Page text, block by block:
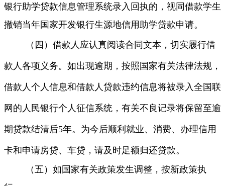
银行助学贷款信息管理系统录入回执的，视同借款学生
撤销当年国家开发银行生源地信用助学贷款申请。
（四）借款人应认真阅读合同文本，切实履行借
款人各项义务。如出现逾期，按照国家有关法律法规，
借款人个人信息和借款人贷款违约信息将被录入全国联
网的人民银行个人征信系统，有关不良记录将保留至逾
期贷款结清后5年。为今后顺利就业、消费、办理信用
卡和申请房贷、车贷，请及时足额归还贷款。
（五）如国家有关政策发生调整，按新政策执